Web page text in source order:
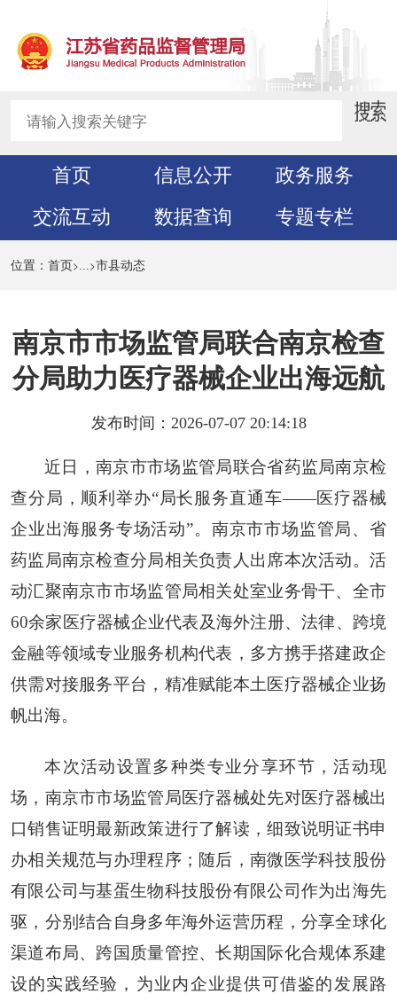
首页 信息公开
政务服务
交流互动
数据查询 专题专栏
位置： 首页> >市县动态
南京市市场监管局联合南京检查
分局助力医疗器械企业出海远航
发布时间：2026-07-07 20:14:18
近日，南京市市场监管局联合省药监局南京检
查分局，顺利举办“局长服务直通车——医疗器械
企业出海服务专场活动”。南京市市场监管局、省
药监局南京检查分局相关负责人出席本次活动。活
动汇聚南京市市场监管局相关处室业务骨干、全市
60余家医疗器械企业代表及海外注册、法律、跨境
金融等领域专业服务机构代表，多方携手搭建政企
供需对接服务平台，精准赋能本土医疗器械企业扬
帆出海。
本次活动设置多种类专业分享环节，活动现
场，南京市市场监管局医疗器械处先对医疗器械出
口销售证明最新政策进行了解读，细致说明证书申
办相关规范与办理程序；随后，南微医学科技股份
有限公司与基蛋生物科技股份有限公司作为出海先
驱，分别结合自身多年海外运营历程，分享全球化
渠道布局、跨国质量管控、长期国际化合规体系建
设的实践经验，为业内企业提供可借鉴的发展路